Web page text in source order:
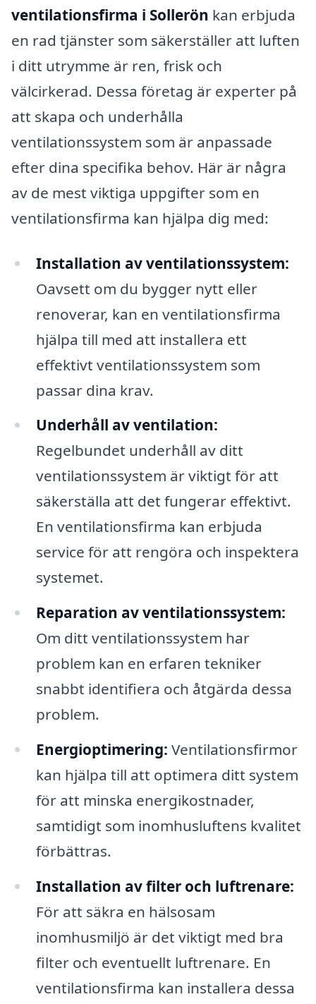
ventilationsfirma i Sollerön kan erbjuda
en rad tjänster som säkerställer att luften
i ditt utrymme är ren, frisk och
välcirkerad. Dessa företag är experter på
att skapa och underhålla
ventilationssystem som är anpassade
efter dina specifika behov. Här är några
av de mest viktiga uppgifter som en
ventilationsfirma kan hjälpa dig med:
Installation av ventilationssystem:
Oavsett om du bygger nytt eller
renoverar, kan en ventilationsfirma
hjälpa till med att installera ett
effektivt ventilationssystem som
passar dina krav.
Underhåll av ventilation:
Regelbundet underhåll av ditt
ventilationssystem är viktigt för att
säkerställa att det fungerar effektivt.
En ventilationsfirma kan erbjuda
service för att rengöra och inspektera
systemet.
Reparation av ventilationssystem:
Om ditt ventilationssystem har
problem kan en erfaren tekniker
snabbt identifiera och åtgärda dessa
problem.
Energioptimering: Ventilationsfirmor
kan hjälpa till att optimera ditt system
för att minska energikostnader,
samtidigt som inomhusluftens kvalitet
förbättras.
Installation av filter och luftrenare:
För att säkra en hälsosam
inomhusmiljö är det viktigt med bra
filter och eventuellt luftrenare. En
ventilationsfirma kan installera dessa